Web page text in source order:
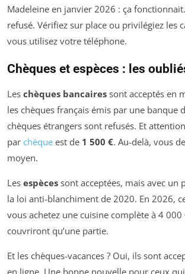
Madeleine en janvier 2026 : ça
refusé. Vérifiez sur place ou privilégiez les
vous utilisez votre téléphone.
Chèques et espèces : les
Les chèques bancaires sont acceptés en
les chèques français émis par une banque
chèques étrangers sont refusés. Et
par chèque est de 1 500 €. Au-delà, vous
moyen.
Les espèces sont acceptées, mais avec un
la loi anti-blanchiment de 2020. En 2026,
vous achetez une cuisine complète à 4 000
couvriront qu’une partie.
Et les chèques-vacances ? Oui, ils sont